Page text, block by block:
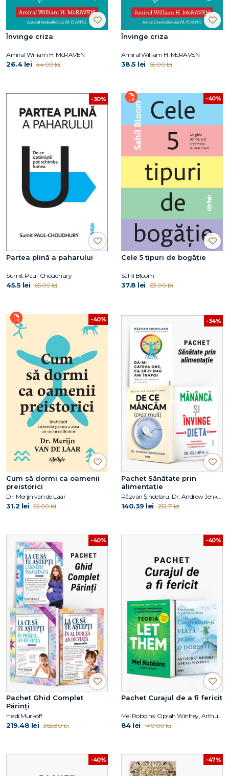
Învinge criza
Amiral William H. McRAVEN
26.4 lei 44.00 lei
Învinge criza
Amiral William H. McRAVEN
38.5 lei 55.00 lei
-30%
Partea plină a paharului
Sumit Paul-Choudhury
45.5 lei 65.00 lei
-40%
Cele 5 tipuri de bogăție
Sahil Bloom
37.8 lei 63.00 lei
-40%
Cum să dormi ca oamenii
preistorici
Dr. Merijn van de Laar
31.2 lei 52.00 lei
-34%
Pachet Sănătate prin
alimentație
140.39 lei 212.71 lei
-40%
Pachet Ghid Complet
Părinți
Heidi Murkoff
219.48 lei 365.80 lei
-40%
Pachet Curajul de a fi fericit
84 lei 140.00 lei
-40% -47%